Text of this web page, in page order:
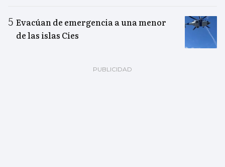
Evacúan de emergencia a una menor
de las islas Cíes